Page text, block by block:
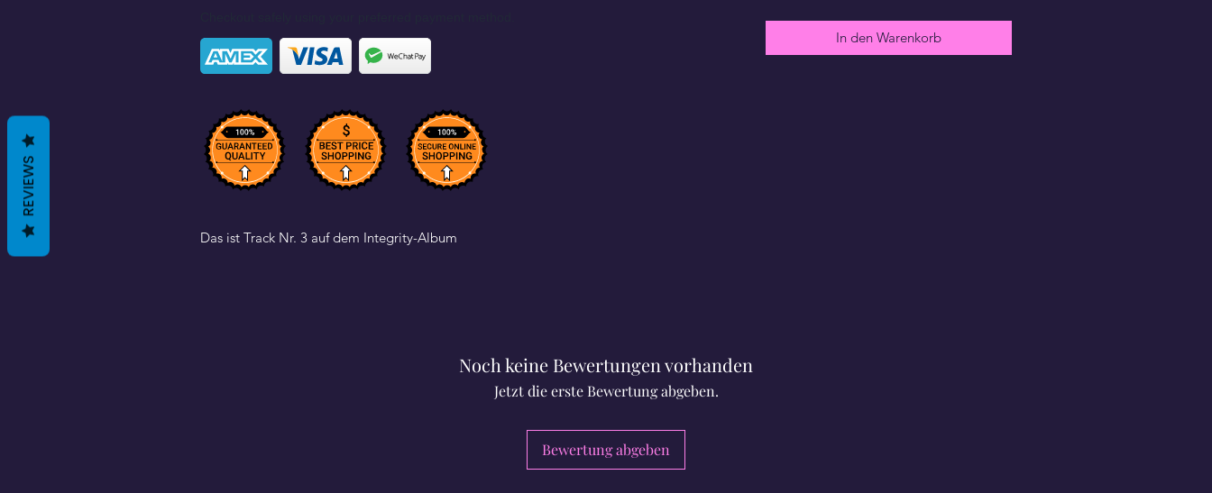
Das ist Track Nr. 3 auf dem Integrity-Album
In den Warenkorb
Noch keine Bewertungen vorhanden
Jetzt die erste Bewertung abgeben.
Bewertung abgeben
REVIEWS